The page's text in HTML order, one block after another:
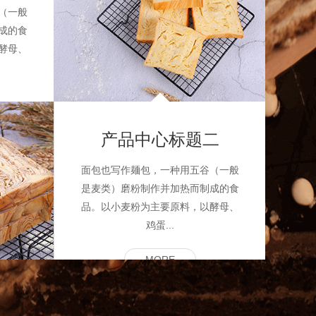
一般
的食
母、
产品中心标题二
面包也写作麺包，一种用五谷（一般
是麦类）磨粉制作并加热而制成的食
品。以小麦粉为主要原料，以酵母、
鸡蛋...
MORE
面包
是麦
品